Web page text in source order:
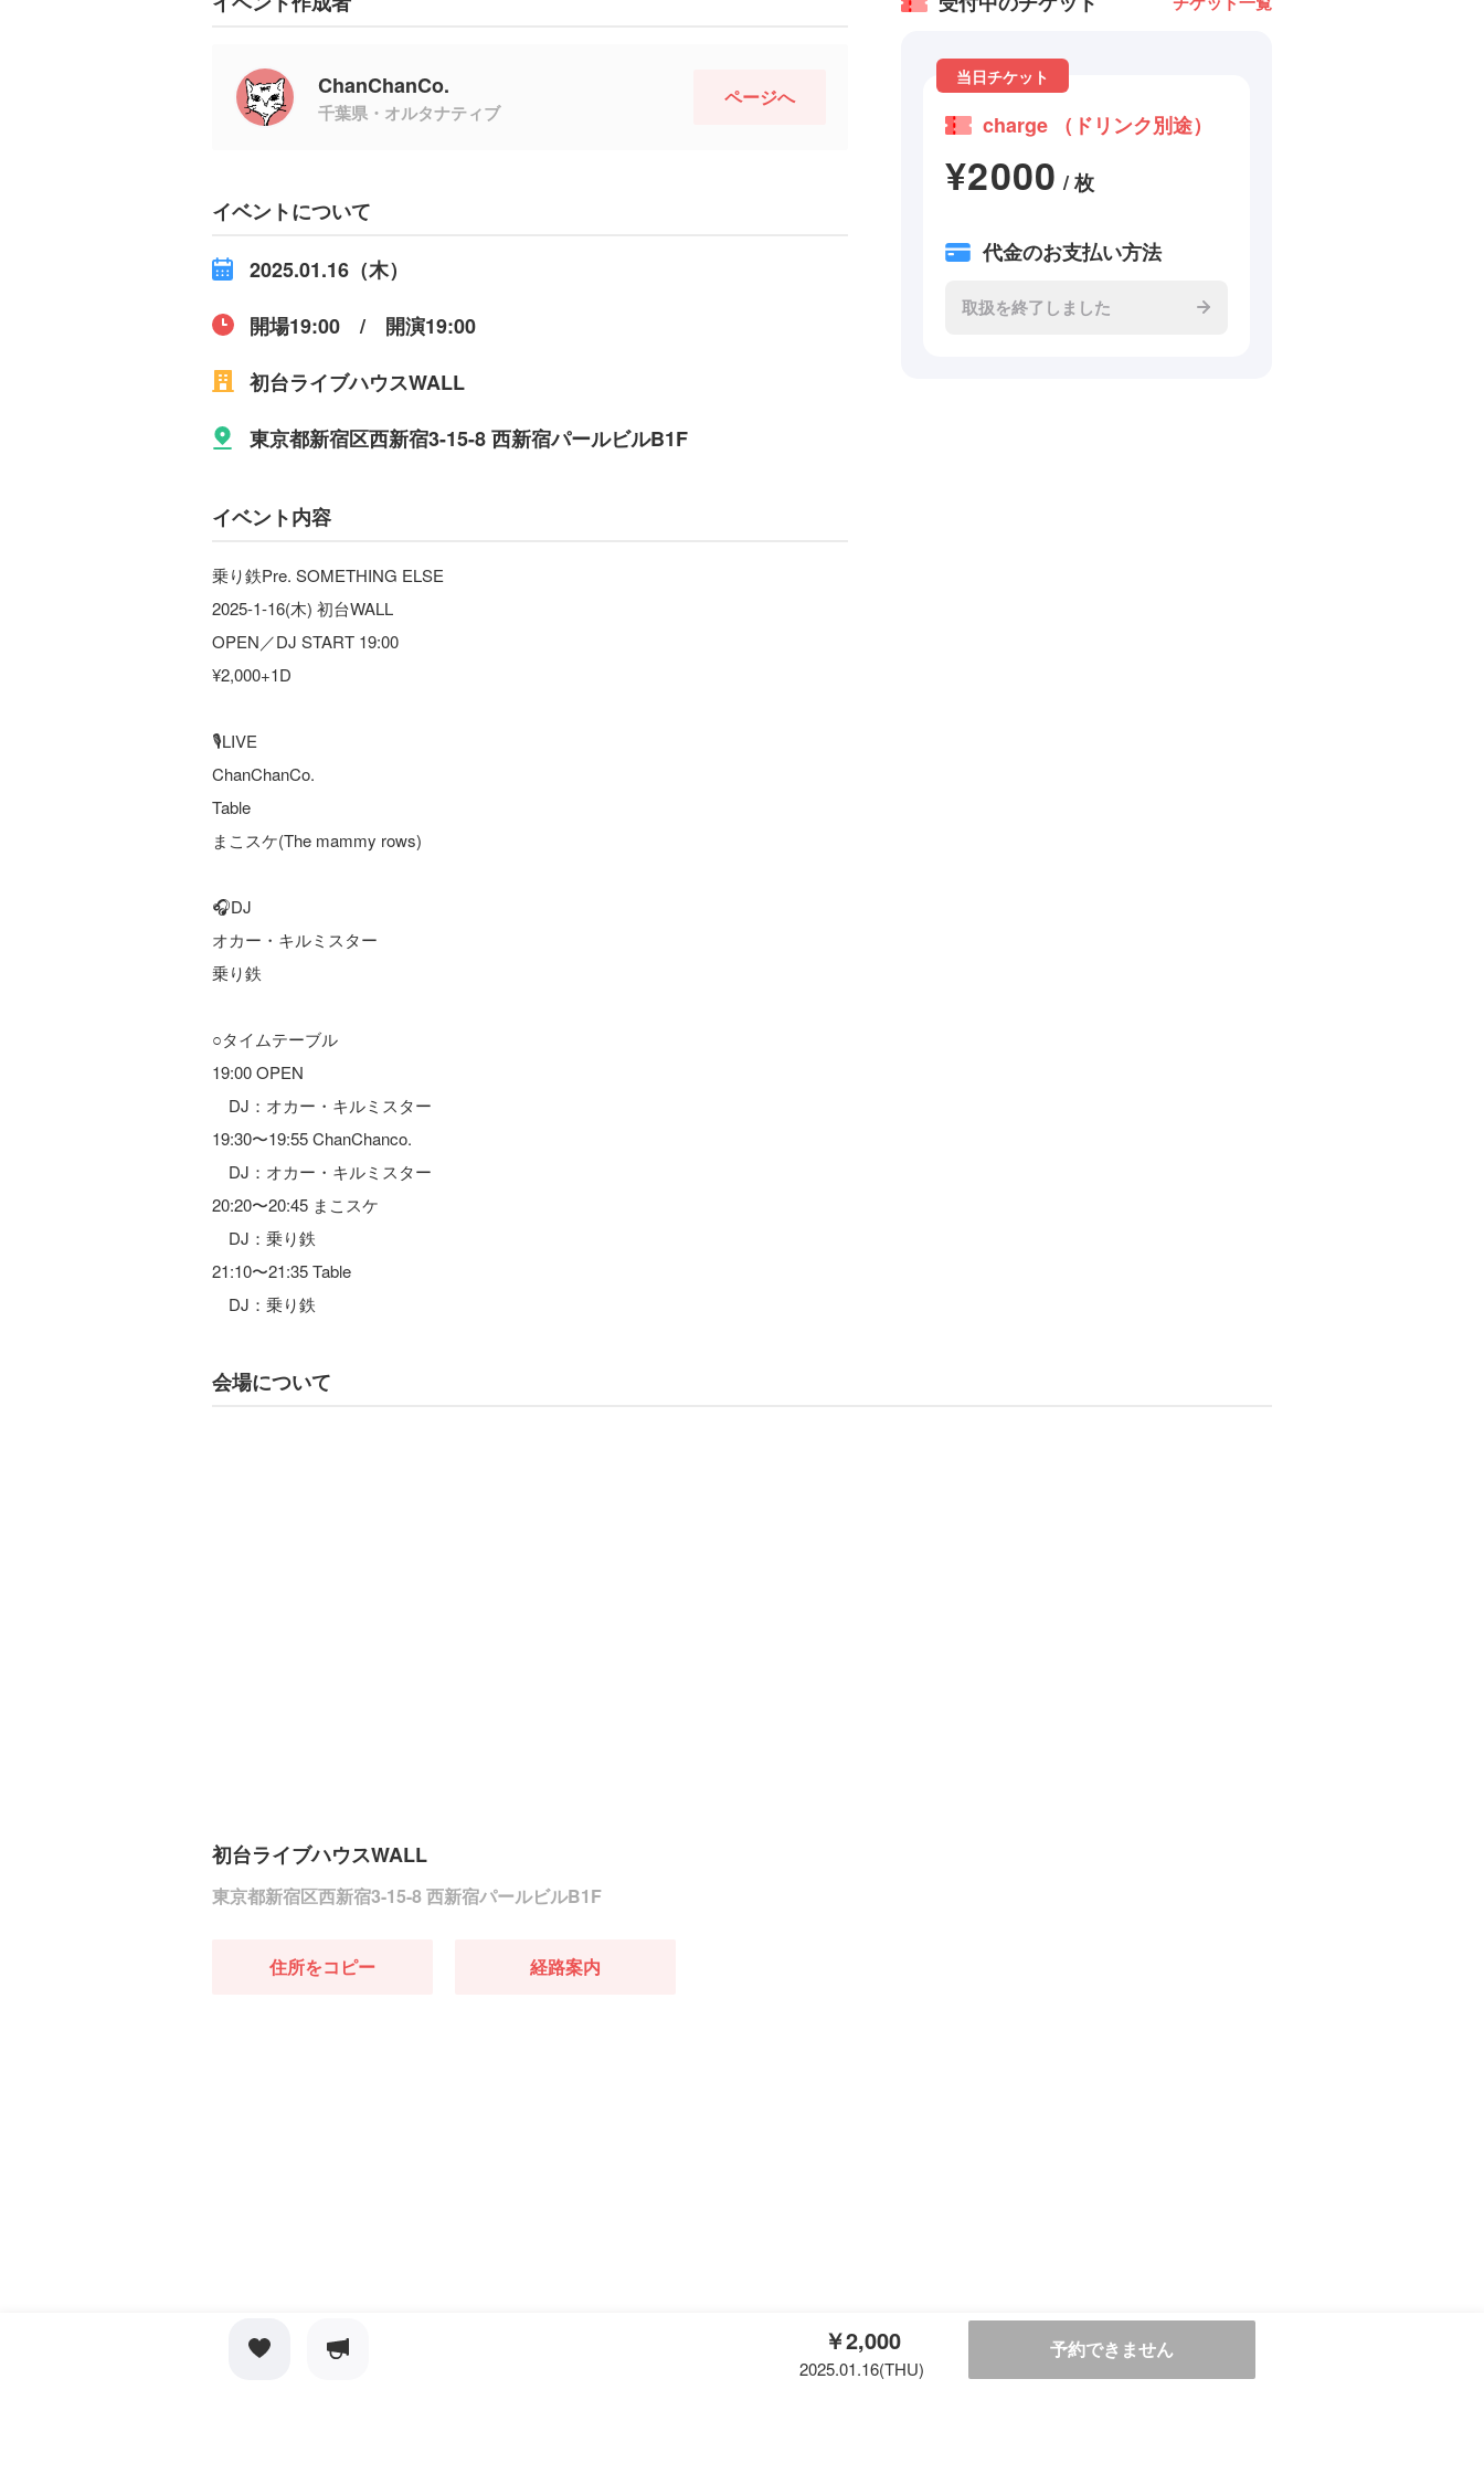
ChanChanCo.
千葉県・オルタナティブ
ページへ
イベントについて
2025.01.16（木）
開場19:00 / 開演19:00
初台ライブハウスWALL
東京都新宿区西新宿3-15-8 西新宿パールビルB1F
イベント内容
乗り鉄Pre. SOMETHING ELSE
2025-1-16(木) 初台WALL
OPEN／DJ START 19:00
¥2,000+1D
🎙️LIVE
ChanChanCo.
Table
まこスケ(The mammy rows)
🎧DJ
オカー・キルミスター
乗り鉄
○タイムテーブル
19:00 OPEN
DJ：オカー・キルミスター
19:30〜19:55 ChanChanco.
DJ：オカー・キルミスター
20:20〜20:45 まこスケ
DJ：乗り鉄
21:10〜21:35 Table
DJ：乗り鉄
当日チケット
charge （ドリンク別途）
¥2000 / 枚
代金のお支払い方法
取扱を終了しました
会場について
初台ライブハウスWALL
東京都新宿区西新宿3-15-8 西新宿パールビルB1F
住所をコピー 経路案内
￥2,000
2025.01.16(THU)
予約できません